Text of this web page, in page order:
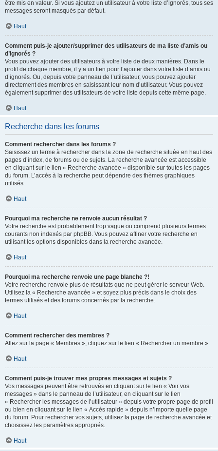
être mis en valeur. Si vous ajoutez un utilisateur à votre liste d’ignorés, tous ses
messages seront masqués par défaut.
Haut
Comment puis-je ajouter/supprimer des utilisateurs de ma liste d’amis ou
d’ignorés ?
Vous pouvez ajouter des utilisateurs à votre liste de deux manières. Dans le
profil de chaque membre, il y a un lien pour l’ajouter dans votre liste d’amis ou
d’ignorés. Ou, depuis votre panneau de l’utilisateur, vous pouvez ajouter
directement des membres en saisissant leur nom d’utilisateur. Vous pouvez
également supprimer des utilisateurs de votre liste depuis cette même page.
Haut
Recherche dans les forums
Comment rechercher dans les forums ?
Saisissez un terme à rechercher dans la zone de recherche située en haut des
pages d’index, de forums ou de sujets. La recherche avancée est accessible
en cliquant sur le lien « Recherche avancée » disponible sur toutes les pages
du forum. L’accès à la recherche peut dépendre des thèmes graphiques
utilisés.
Haut
Pourquoi ma recherche ne renvoie aucun résultat ?
Votre recherche est probablement trop vague ou comprend plusieurs termes
courants non indexés par phpBB. Vous pouvez affiner votre recherche en
utilisant les options disponibles dans la recherche avancée.
Haut
Pourquoi ma recherche renvoie une page blanche ?!
Votre recherche renvoie plus de résultats que ne peut gérer le serveur Web.
Utilisez la « Recherche avancée » et soyez plus précis dans le choix des
termes utilisés et des forums concernés par la recherche.
Haut
Comment rechercher des membres ?
Allez sur la page « Membres », cliquez sur le lien « Rechercher un membre ».
Haut
Comment puis-je trouver mes propres messages et sujets ?
Vos messages peuvent être retrouvés en cliquant sur le lien « Voir vos
messages » dans le panneau de l’utilisateur, en cliquant sur le lien
« Rechercher les messages de l’utilisateur » depuis votre propre page de profil
ou bien en cliquant sur le lien « Accès rapide » depuis n’importe quelle page
du forum. Pour rechercher vos sujets, utilisez la page de recherche avancée et
choisissez les paramètres appropriés.
Haut